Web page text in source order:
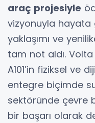
araç projesiyle
vizyonuyla hayata
yaklaşımı ve
tam not aldı.
A101’in fiziksel ve
entegre biçimde
sektöründe çevre
bir başarı olarak